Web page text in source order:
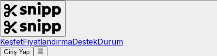
KeşfetFiyatlandırmaDestekDurum
Giriş Yap